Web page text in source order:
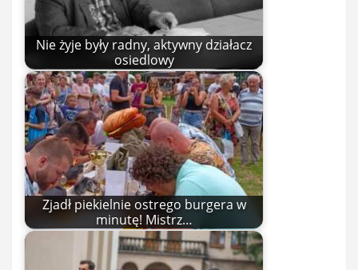
Nie żyje były radny, aktywny działacz
osiedlowy
Zjadł piekielnie ostrego burgera w
minutę! Mistrz…